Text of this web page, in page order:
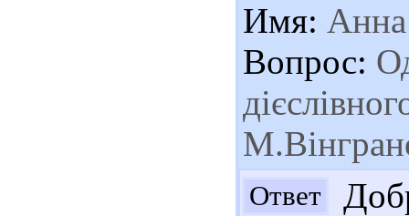
Имя: Анна
Вопрос:
Ответ